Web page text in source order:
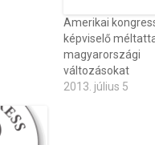
Amerikai
képviselő
magyarországi
változásokat
2013. július 5